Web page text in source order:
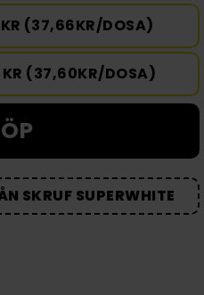
(37,66KR/DOSA)
(37,60KR/DOSA)
SKRUF SUPERWHITE